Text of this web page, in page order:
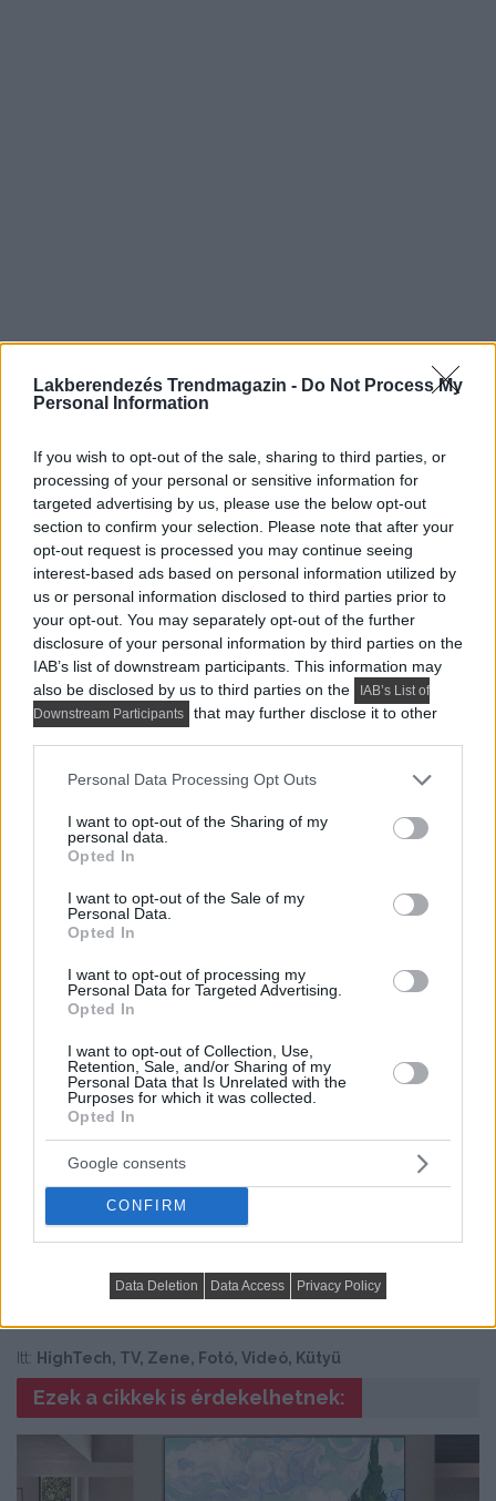
Lakberendezés Trendmagazin - Do Not Process My
Personal Information
If you wish to opt-out of the sale, sharing to third parties, or
processing of your personal or sensitive information for
targeted advertising by us, please use the below opt-out
section to confirm your selection. Please note that after your
opt-out request is processed you may continue seeing
interest-based ads based on personal information utilized by
us or personal information disclosed to third parties prior to
your opt-out. You may separately opt-out of the further
disclosure of your personal information by third parties on the
IAB’s list of downstream participants. This information may
also be disclosed by us to third parties on the
IAB’s List of
Downstream Participants
that may further disclose it to other
Please note that this website/app uses one or more Google
not limited to your visit or usage behaviour. You may click to
grant or deny consent to Google and its third-party tags to
use your data for below specified purposes in below Google
consent section.
Personal Data Processing Opt Outs
I want to opt-out of the Sharing of my
personal data.
Opted In
I want to opt-out of the Sale of my
Personal Data.
Opted In
I want to opt-out of processing my
Personal Data for Targeted Advertising.
Opted In
I want to opt-out of Collection, Use,
Retention, Sale, and/or Sharing of my
Personal Data that Is Unrelated with the
Purposes for which it was collected.
Opted In
Google consents
CONFIRM
Data Deletion Data Access Privacy Policy
Előző cikk
kampány júniusban
Itt: HighTech, TV, Zene, Fotó, Videó, Kütyü
Ezek a cikkek is érdekelhetnek: